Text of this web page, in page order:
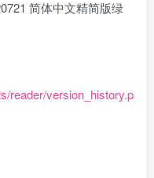
reader/version_history.p